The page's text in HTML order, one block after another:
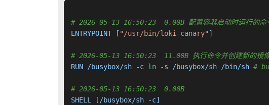
# 2026-05-13 16:50:23  0.00B 配置容器启动时运行的命
ENTRYPOINT [ "/usr/bin/loki-canary" ]
# 2026-05-13 16:50:23  11.00B 执行命令并创建新的镜
RUN /busybox/sh -c ln -s /busybox/sh /bin/sh #
# 2026-05-13 16:50:23  0.00B
SHELL [/busybox/sh -c]